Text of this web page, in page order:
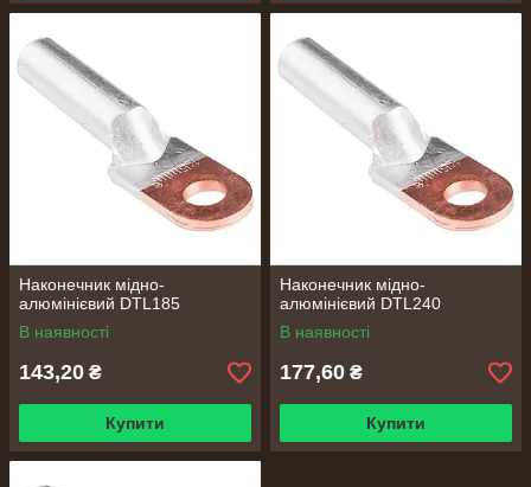
Наконечник мідно-
алюмінієвий DTL185
В наявності
143,20 ₴
Купити
Наконечник мідно-
алюмінієвий DTL240
В наявності
177,60 ₴
Купити